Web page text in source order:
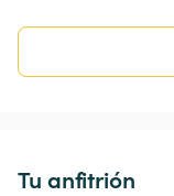
Tu anfitrión